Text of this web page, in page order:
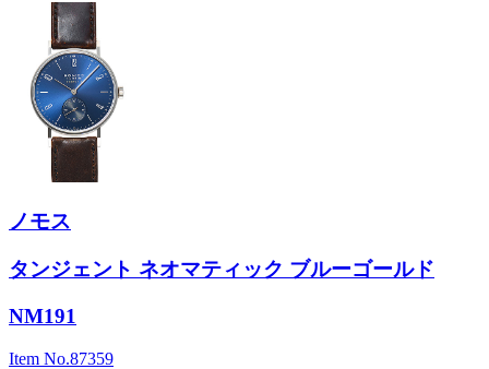
ノモス
タンジェント ネオマティック ブルーゴールド
NM191
Item No.87359